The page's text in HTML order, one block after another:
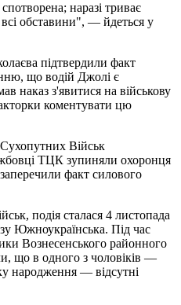
наразі триває
всі обставини", — йдеться у
підтвердили факт
що водій Джолі є
наказ з'явитися на військову
коментувати цю
Військ
ТЦК зупиняли охоронця
факт силового
подія сталася 4 листопада
Южноукраїнська. Під час
Вознесенського районного
що в одного з чоловіків —
народження — відсутні